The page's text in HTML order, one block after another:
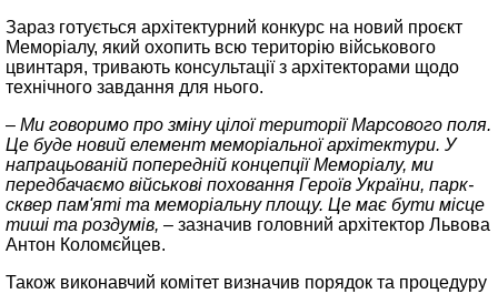
Зараз готується архітектурний конкурс на новий проєкт
Меморіалу, який охопить всю територію військового
цвинтаря, тривають консультації з архітекторами щодо
технічного завдання для нього.
– Ми говоримо про зміну цілої території Марсового поля.
Це буде новий елемент меморіальної архітектури. У
напрацьованій попередній концепції Меморіалу, ми
передбачаємо військові поховання Героїв України, парк-
сквер пам'яті та меморіальну площу. Це має бути місце
тиші та роздумів, – зазначив головний архітектор Львова
Антон Коломєйцев.
Також виконавчий комітет визначив порядок та процедуру